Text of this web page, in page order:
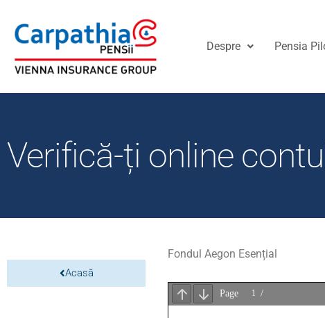
Despre Pensia
Verifică-ți online
Acasă
Fondul Aegon Esențial